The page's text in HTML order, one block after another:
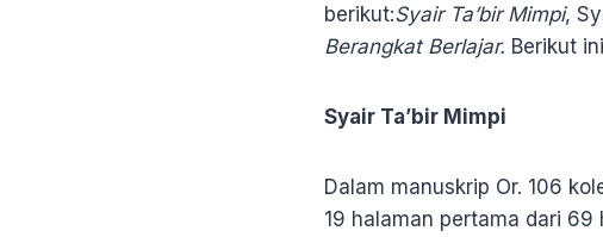
berikut:Syair Ta’bir Mimpi,
Berangkat Berlajar. Berikut
Syair Ta’bir Mimpi
Dalam manuskrip Or. 106
19 halaman pertama dari